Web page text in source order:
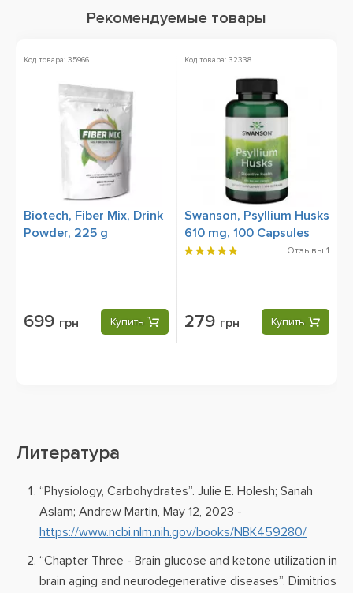
Рекомендуемые товары
Код товара: 35966
Biotech, Fiber Mix, Drink
Powder, 225 g
699 грн Купить
Код товара: 32338
Swanson, Psyllium Husks
610 mg, 100 Capsules
Отзывы 1
279 грн Купить
Литература
“Physiology, Carbohydrates”. Julie E. Holesh; Sanah
Aslam; Andrew Martin, May 12, 2023 -
https://www.ncbi.nlm.nih.gov/books/NBK459280/
“Chapter Three - Brain glucose and ketone utilization in
brain aging and neurodegenerative diseases”. Dimitrios